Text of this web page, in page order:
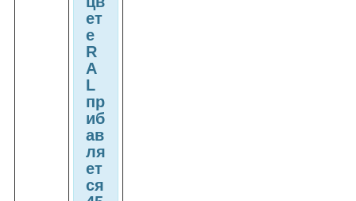
ет
е
R
A
L
пр
иб
ав
ля
ет
ся